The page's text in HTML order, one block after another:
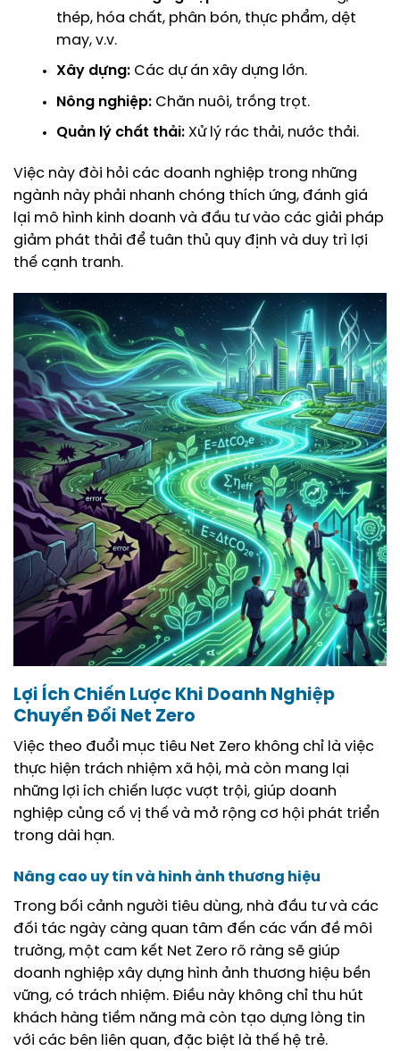
thép, hóa chất, phân bón, thực phẩm, dệt
may, v.v.
Xây dựng: Các dự án xây dựng lớn.
Nông nghiệp: Chăn nuôi, trồng trọt.
Quản lý chất thải: Xử lý rác thải, nước thải.
Việc này đòi hỏi các doanh nghiệp trong những
ngành này phải nhanh chóng thích ứng, đánh giá
lại mô hình kinh doanh và đầu tư vào các giải pháp
giảm phát thải để tuân thủ quy định và duy trì lợi
thế cạnh tranh.
Lợi Ích Chiến Lược Khi Doanh Nghiệp
Chuyển Đổi Net Zero
Việc theo đuổi mục tiêu Net Zero không chỉ là việc
thực hiện trách nhiệm xã hội, mà còn mang lại
những lợi ích chiến lược vượt trội, giúp doanh
nghiệp củng cố vị thế và mở rộng cơ hội phát triển
trong dài hạn.
Nâng cao uy tín và hình ảnh thương hiệu
Trong bối cảnh người tiêu dùng, nhà đầu tư và các
đối tác ngày càng quan tâm đến các vấn đề môi
trường, một cam kết Net Zero rõ ràng sẽ giúp
doanh nghiệp xây dựng hình ảnh thương hiệu bền
vững, có trách nhiệm. Điều này không chỉ thu hút
khách hàng tiềm năng mà còn tạo dựng lòng tin
với các bên liên quan, đặc biệt là thế hệ trẻ.